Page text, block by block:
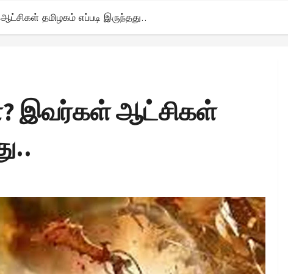
தமிழகம் எப்படி இருந்தது..
இவர்கள் ஆட்சிகள்